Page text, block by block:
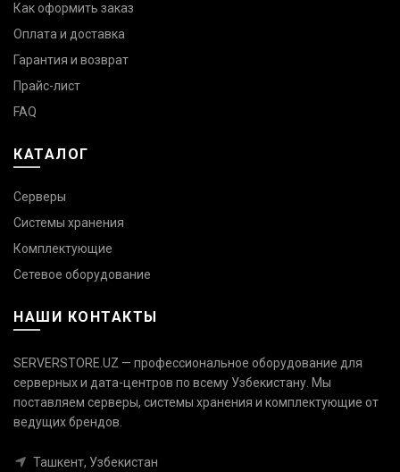
Как оформить заказ
Оплата и доставка
Гарантия и возврат
Прайс-лист
FAQ
КАТАЛОГ
Серверы
Системы хранения
Комплектующие
Сетевое оборудование
НАШИ КОНТАКТЫ
SERVERSTORE.UZ — профессиональное оборудование для
серверных и дата-центров по всему Узбекистану. Мы
поставляем серверы, системы хранения и комплектующие от
ведущих брендов.
Ташкент, Узбекистан
Связаться с нами